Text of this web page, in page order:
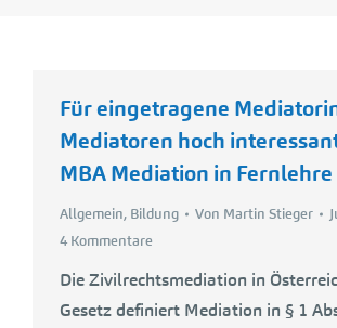
Für eingetragene
Mediatoren hoch
MBA Mediation in Fernlehre
Allgemein, Bildung Von Martin Stieger
4 Kommentare
Die Zivilrechtsmediation in
Gesetz definiert Mediation in § 1